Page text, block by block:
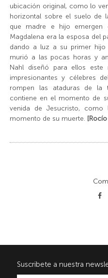
ubicación original, como lo
horizontal sobre el suelo de
que madre e hijo emergen
Magdalena era la esposa del
dando a luz a su primer
murió a las pocas horas y
Nahl diseñó para ellos
impresionantes y célebres
rompen las ataduras de
contiene en el momento de
venida de Jesucristo,
momento de su muerte.
Suscribete a nuestra